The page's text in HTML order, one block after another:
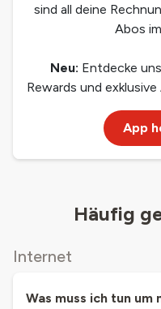
sind all deine
Abos
Neu: Entdecke
Rewards und
App
Häufig
Internet
Was muss ich tun